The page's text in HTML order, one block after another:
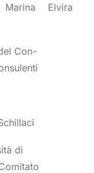
Marina Elvira
Con-
di